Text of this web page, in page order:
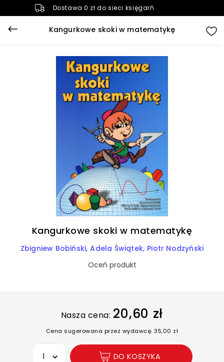
Dostawa 0 zł do sieci księgarń
Kangurkowe skoki w matematykę
Kangurkowe skoki w matematykę
Zbigniew Bobiński Adela Świątek Piotr Nodzyński
Oceń produkt
Nasza cena: 20,60 zł
Cena sugerowana przez wydawcę: 35,00 zł
Wybierz opcję
DO KOSZYKA